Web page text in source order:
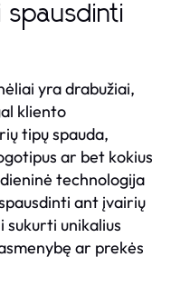
spausdinti
yra drabužiai,
kliento
tipų spauda,
ar bet kokius
technologija
ant įvairių
sukurti unikalius
ar prekės